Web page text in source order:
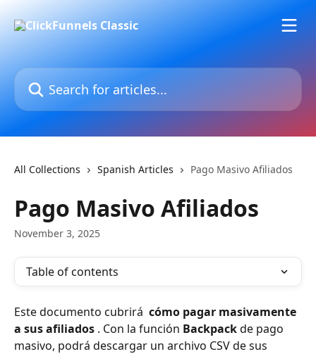
Search for articles...
All Collections Spanish Articles Pago Masivo Afiliados
Pago Masivo Afiliados
November 3, 2025
Table of contents
Este documento cubrirá cómo pagar masivamente
a sus afiliados . Con la función Backpack de pago
masivo, podrá descargar un archivo CSV de sus